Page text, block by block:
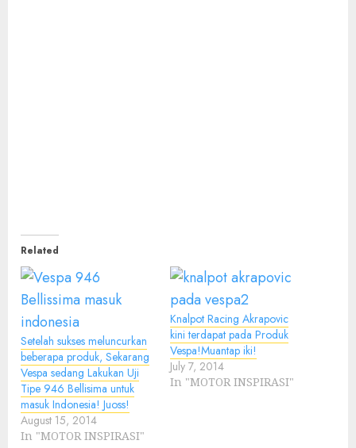
Related
Setelah sukses meluncurkan
beberapa produk, Sekarang
Vespa sedang Lakukan Uji
Tipe 946 Bellisima untuk
masuk Indonesia! Juoss!
August 15, 2014
In "MOTOR INSPIRASI"
Knalpot Racing Akrapovic
kini terdapat pada Produk
Vespa!Muantap iki!
July 7, 2014
In "MOTOR INSPIRASI"